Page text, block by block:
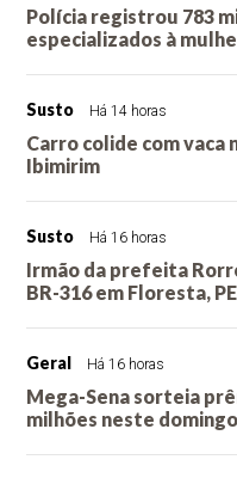
Polícia registrou 783
especializados à
Susto Há 14 horas
Carro colide com vaca
Ibimirim
Susto Há 16 horas
Irmão da prefeita
BR-316 em Floresta, PE
Geral Há 16 horas
Mega-Sena sorteia
milhões neste domingo